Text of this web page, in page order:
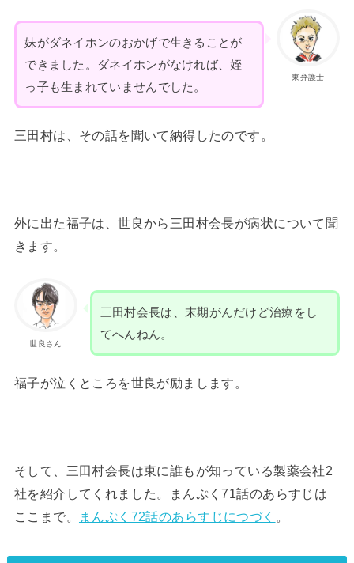
東弁護士
妹がダネイホンのおかげで生きることが
できました。ダネイホンがなければ、姪
っ子も生まれていませんでした。
三田村は、その話を聞いて納得したのです。
外に出た福子は、世良から三田村会長が病状について聞
きます。
世良さん
三田村会長は、末期がんだけど治療をし
てへんねん。
福子が泣くところを世良が励まします。
そして、三田村会長は東に誰もが知っている製薬会社2
社を紹介してくれました。まんぷく71話のあらすじは
ここまで。
まんぷく72話のあらすじにつづく 。